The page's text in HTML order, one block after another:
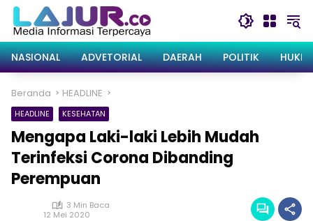
Langsung
konten
NASIONAL
ADVETORIAL DAERAH POLITIK
Beranda HEADLINE
HEADLINE KESEHATAN
Mengapa Laki-laki Lebih Mudah
Terinfeksi Corona Dibanding
Perempuan
3 Min Baca
12 Mei 2020